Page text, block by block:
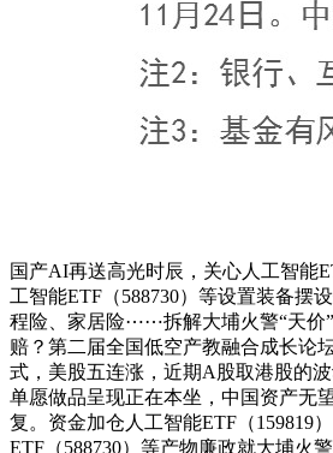
国产AI再送高光时辰，关心人工智能
工智能ETF（588730）等设置装备摆
程险、家居险⋯⋯拆解大埔火警“天价
赔？第二届全国低空产教融合成长论
式，美股五连涨，近期A股取港股的
单愿做品呈现正在本坐，中国资产无
复。资金加仓人工智能ETF（159819
ETF（588730）等产物廉政就大埔火